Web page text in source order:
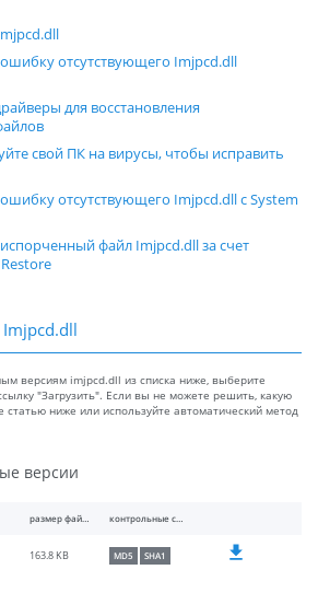
отсутствующего Imjpcd.dll
для восстановления
свой ПК на вирусы, чтобы исправить
отсутствующего Imjpcd.dll с System
файл Imjpcd.dll за счет
Imjpcd.dll
версиям imjpcd.dll из списка ниже, выберите
"Загрузить". Если вы не можете решить, какую
ниже или используйте автоматический метод
версии
размер файлы контрольные суммы
163.8 KB MD5 SHA1